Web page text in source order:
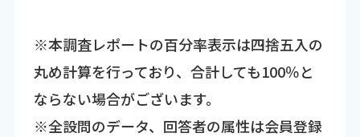
※本調査レポートの百分率表示は四捨五入の
丸め計算を行っており、合計しても100％と
ならない場合がございます。
※全設問のデータ、回答者の属性は会員登録